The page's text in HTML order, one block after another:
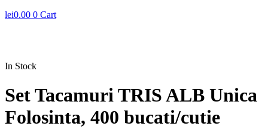
lei0.00 0 Cart
In Stock
Set Tacamuri TRIS ALB Unica
Folosinta, 400 bucati/cutie